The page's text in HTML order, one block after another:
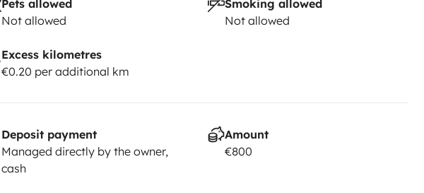
Pets allowed
Not allowed
Smoking allowed
Not allowed
Excess kilometres
€0.20 per additional km
Deposit payment
Managed directly by the owner,
cash
Amount
€800